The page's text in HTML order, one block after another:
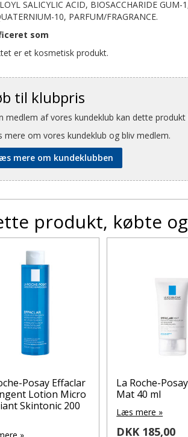
SALICYLIC ACID, BIOSACCHARIDE
10, PARFUM/FRAGRANCE.
som
er et kosmetisk produkt.
til klubpris
medlem af vores kundeklub kan dette produkt
mere om vores kundeklub og bliv medlem.
mere om kundeklubben
produkt, købte
Posay Effaclar
Lotion Micro
Skintonic 200
La Roche-
Mat 40 ml
Læs mere »
DKK 185,00